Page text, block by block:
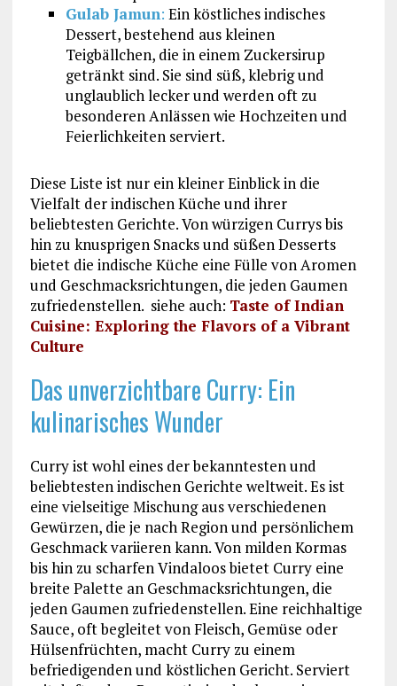
Gulab Jamun: Ein köstliches indisches
Dessert, bestehend aus kleinen
Teigbällchen, die in einem Zuckersirup
getränkt sind. Sie sind süß, klebrig und
unglaublich lecker und werden oft zu
besonderen Anlässen wie Hochzeiten und
Feierlichkeiten serviert.
Diese Liste ist nur ein kleiner Einblick in die
Vielfalt der indischen Küche und ihrer
beliebtesten Gerichte. Von würzigen Currys bis
hin zu knusprigen Snacks und süßen Desserts
bietet die indische Küche eine Fülle von Aromen
und Geschmacksrichtungen, die jeden Gaumen
zufriedenstellen. siehe auch: Taste of Indian
Cuisine: Exploring the Flavors of a Vibrant
Culture
Das unverzichtbare Curry: Ein
kulinarisches Wunder
Curry ist wohl eines der bekanntesten und
beliebtesten indischen Gerichte weltweit. Es ist
eine vielseitige Mischung aus verschiedenen
Gewürzen, die je nach Region und persönlichem
Geschmack variieren kann. Von milden Kormas
bis hin zu scharfen Vindaloos bietet Curry eine
breite Palette an Geschmacksrichtungen, die
jeden Gaumen zufriedenstellen. Eine reichhaltige
Sauce, oft begleitet von Fleisch, Gemüse oder
Hülsenfrüchten, macht Curry zu einem
befriedigenden und köstlichen Gericht. Serviert